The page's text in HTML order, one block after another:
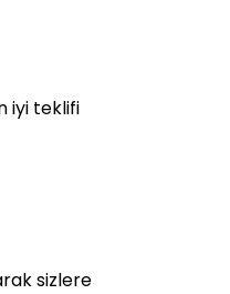
iyi teklifi
sizlere